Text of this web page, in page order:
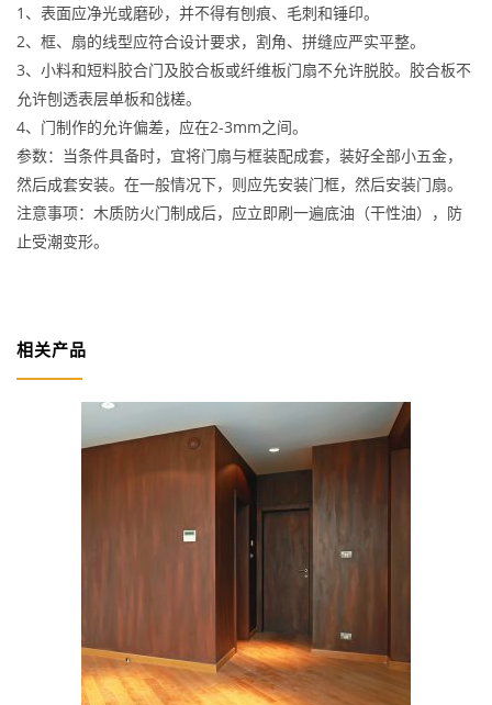
1、表面应净光或磨砂，并不得有刨痕、毛刺和锤印。
2、框、扇的线型应符合设计要求，割角、拼缝应严实平整。
3、小料和短料胶合门及胶合板或纤维板门扇不允许脱胶。胶合板不
允许刨透表层单板和戗槎。
4、门制作的允许偏差，应在2-3mm之间。
参数：当条件具备时，宜将门扇与框装配成套，装好全部小五金，
然后成套安装。在一般情况下，则应先安装门框，然后安装门扇。
注意事项：木质防火门制成后，应立即刷一遍底油（干性油），防
止受潮变形。
相关产品